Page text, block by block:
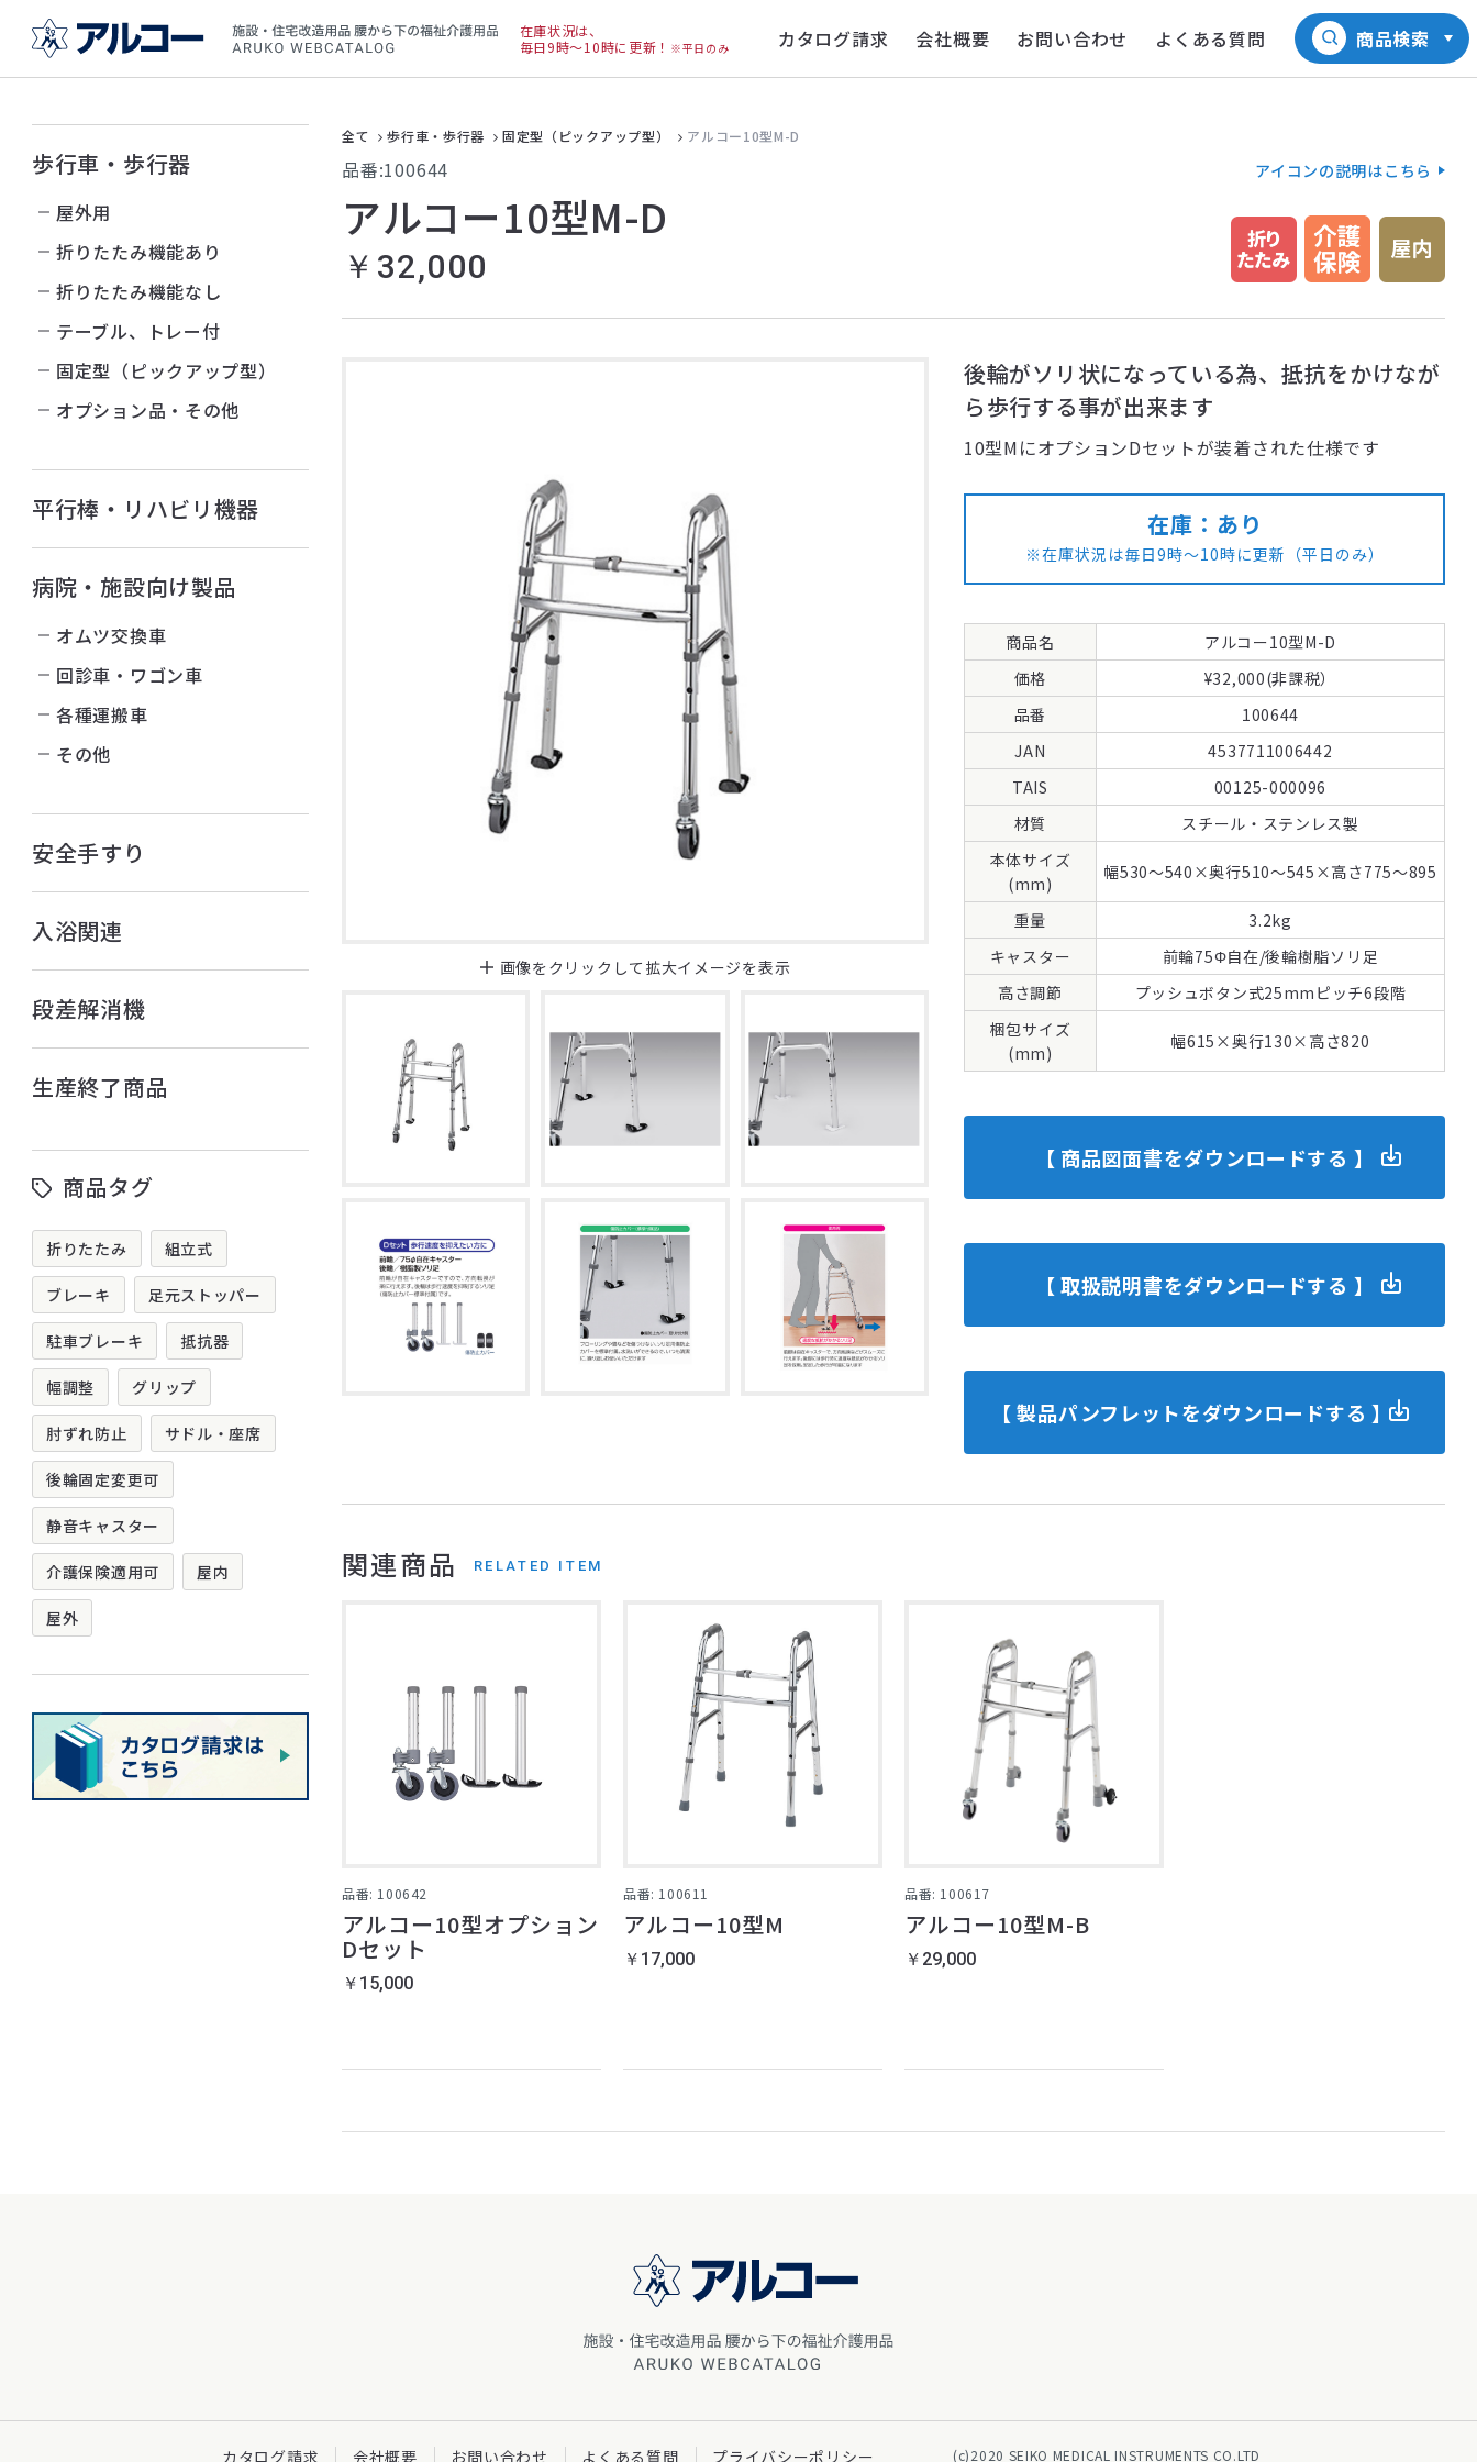
在庫状況は、
毎日9時～10時に更新！ ※平日のみ カタログ請求 会社概要 お問い合わせ よくある質問 商品検索
歩行車・歩行器
屋外用
折りたたみ機能あり
折りたたみ機能なし
テーブル、トレー付
固定型（ピックアップ型）
オプション品・その他
平行棒・リハビリ機器
病院・施設向け製品
オムツ交換車
回診車・ワゴン車
各種運搬車
その他
安全手すり
入浴関連
段差解消機
生産終了商品
商品タグ
折りたたみ 組立式
ブレーキ 足元ストッパー
駐車ブレーキ 抵抗器
幅調整 グリップ
肘ずれ防止 サドル・座席
後輪固定変更可
静音キャスター
介護保険適用可 屋内
屋外
全て 歩行車・歩行器 固定型（ピックアップ型） アルコー10型M-D
品番:100644
アルコー10型M-D
￥32,000
アイコンの説明はこちら
画像をクリックして拡大イメージを表示
後輪がソリ状になっている為、抵抗をかけなが
ら歩行する事が出来ます
10型MにオプションDセットが装着された仕様です
在庫：あり
※在庫状況は毎日9時～10時に更新（平日のみ）
商品名
価格
品番
JAN
TAIS
材質
本体サイズ
(mm)
重量
キャスター
高さ調節
梱包サイズ
(mm)
【 商品図面書をダウンロードする 】
【 取扱説明書をダウンロードする 】
【 製品パンフレットをダウンロードする 】
RELATED ITEM
関連商品
品番: 100642
アルコー10型オプション
Dセット
￥15,000
品番: 100611
アルコー10型M
￥17,000
品番: 100617
アルコー10型M-B
￥29,000
カタログ請求 会社概要 お問い合わせ よくある質問 プライバシーポリシー (c)2020 SEIKO MEDICAL INSTRUMENTS CO.LTD